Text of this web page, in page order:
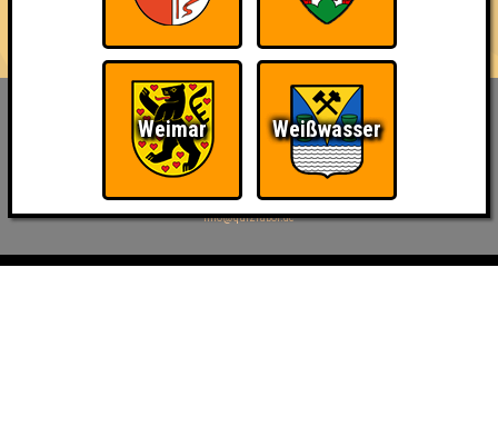
🖐️ Voranmeldung empfohlen
Inhaber & Geschäftsführer:
Georg Martin // Quizlabor
Sandower Straße 56
03046 Cottbus
info@quizlabor.de
Weimar Weißwasser